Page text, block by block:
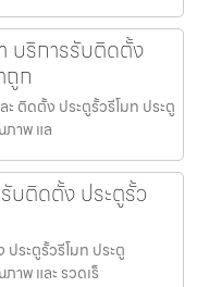
บริการรับติดตั้ง
ถูก
ะ ติดตั้ง ประตูรั้วรีโมท ประตู
าพ แล
บติดตั้ง ประตูรั้ว
ระตูรั้วรีโมท ประตู
พ และ รวดเร็